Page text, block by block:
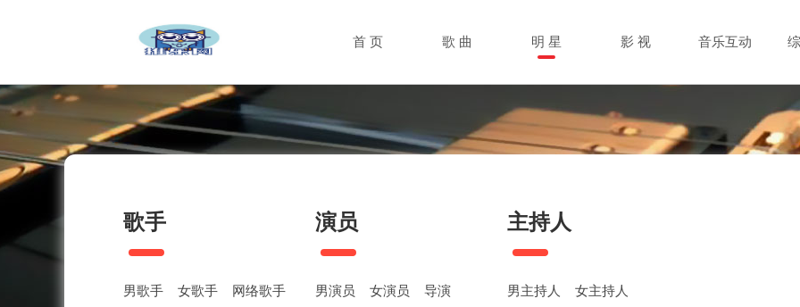
首 页 歌 曲 明 星 影 视 音乐互动
歌手
男歌手 女歌手 网络歌手
演员
男演员 女演员 导演
主持人
男主持人 女主持人